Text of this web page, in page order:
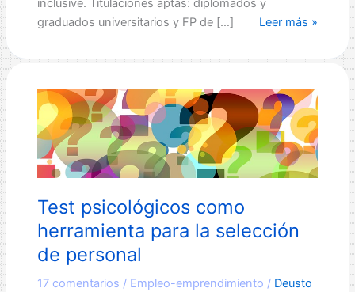
inclusive. Titulaciones aptas: diplomados y
graduados universitarios y FP de […]
¿Quieres
en
Foral
de
GIPUZKOA?
Leer más »
Test psicológicos como
herramienta para la selección
de personal
17 comentarios / Empleo-emprendimiento / Deusto